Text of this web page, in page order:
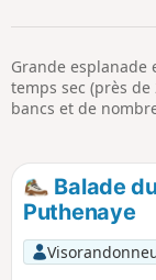
Grande
temps sec (près
bancs et de
Balade
Puthenaye